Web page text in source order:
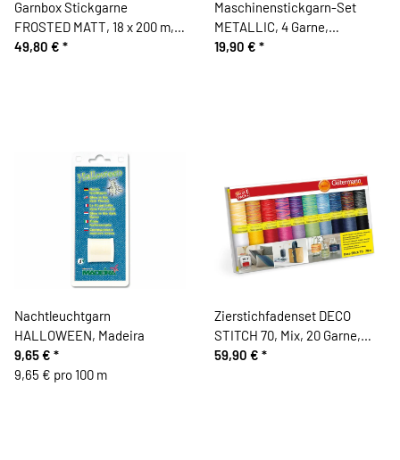
Garnbox Stickgarne
FROSTED MATT, 18 x 200 m,
Madeira
49,80 € *
Maschinenstickgarn-Set
METALLIC, 4 Garne,
Gütermann
19,90 € *
Nachtleuchtgarn
HALLOWEEN, Madeira
9,65 € *
9,65 € pro 100 m
Zierstichfadenset DECO
STITCH 70, Mix, 20 Garne,
Gütermann
59,90 € *